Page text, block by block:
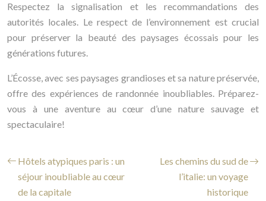
Respectez la signalisation et les recommandations des
autorités locales. Le respect de l’environnement est crucial
pour préserver la beauté des paysages écossais pour les
générations futures.
L’Écosse, avec ses paysages grandioses et sa nature préservée,
offre des expériences de randonnée inoubliables. Préparez-
vous à une aventure au cœur d’une nature sauvage et
spectaculaire!
Hôtels atypiques paris : un
séjour inoubliable au cœur
de la capitale
Les chemins du sud de
l’italie: un voyage
historique